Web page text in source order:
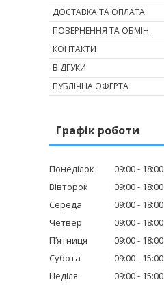
ДОСТАВКА ТА ОПЛАТА
ПОВЕРНЕННЯ ТА ОБМІН
КОНТАКТИ
ВІДГУКИ
ПУБЛІЧНА ОФЕРТА
Графік роботи
Понеділок 09:00
18:00
Вівторок
09:00
18:00
Середа
09:00
18:00
Четвер
09:00
18:00
Пʼятниця
09:00
18:00
Субота
09:00
15:00
Неділя
09:00 15:00